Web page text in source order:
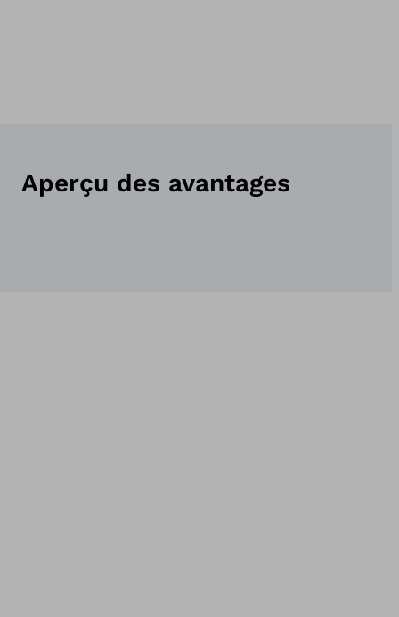
Aperçu des avantages